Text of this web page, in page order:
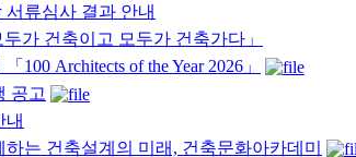
서류심사 결과 안내
가 건축이고 모두가 건축가다」
100 Architects of the Year 2026」
공고
내
는 건축설계의 미래, 건축문화아카데미